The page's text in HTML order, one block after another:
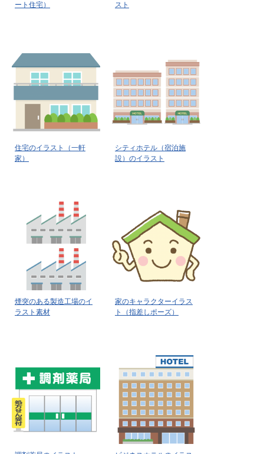
ート住宅）
スト
住宅のイラスト（一軒
家）
シティホテル（宿泊施
設）のイラスト
煙突のある製造工場のイ
ラスト素材
家のキャラクターイラス
ト（指差しポーズ）